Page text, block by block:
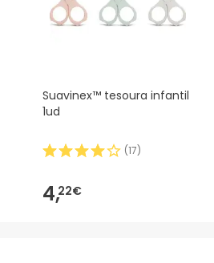
Suavinex™ tesoura infantil
1ud
(17)
4,22€